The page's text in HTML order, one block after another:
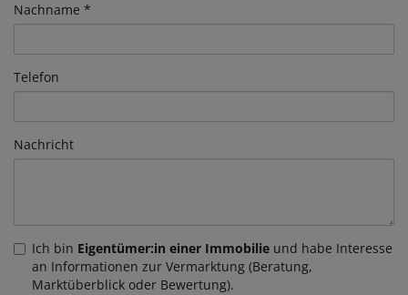
Nachname
Telefon
Nachricht
Ich bin Eigentümer:in einer Immobilie und habe Interesse
an Informationen zur Vermarktung (Beratung,
Marktüberblick oder Bewertung).